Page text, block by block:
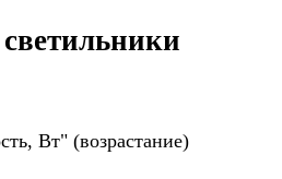
Вт" (возрастание)